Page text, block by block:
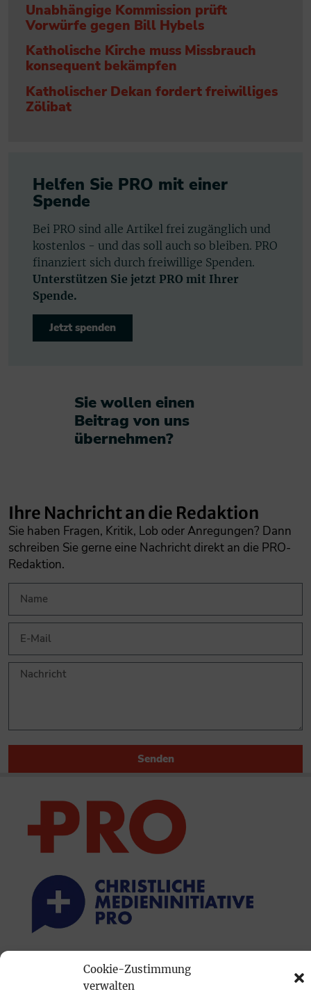
Cookie-Zustimmung
verwalten
Unabhängige Kommission prüft
Vorwürfe gegen Bill Hybels
Katholische Kirche muss Missbrauch
konsequent bekämpfen
Katholischer Dekan fordert freiwilliges
Zölibat
Helfen Sie PRO mit einer
Spende
Bei PRO sind alle Artikel frei zugänglich und
kostenlos - und das soll auch so bleiben. PRO
finanziert sich durch freiwillige Spenden.
Unterstützen Sie jetzt PRO mit Ihrer
Spende.
Jetzt spenden
Sie wollen einen
Beitrag von uns
übernehmen?​
Ihre Nachricht an die Redaktion
Sie haben Fragen, Kritik, Lob oder Anregungen? Dann
schreiben Sie gerne eine Nachricht direkt an die PRO-
Redaktion.
Senden
PRINTAUSGABE
Mediadaten